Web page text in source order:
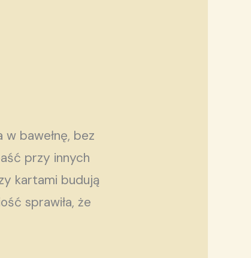
bawełnę, bez
przy innych
kartami budują
sprawiła, że